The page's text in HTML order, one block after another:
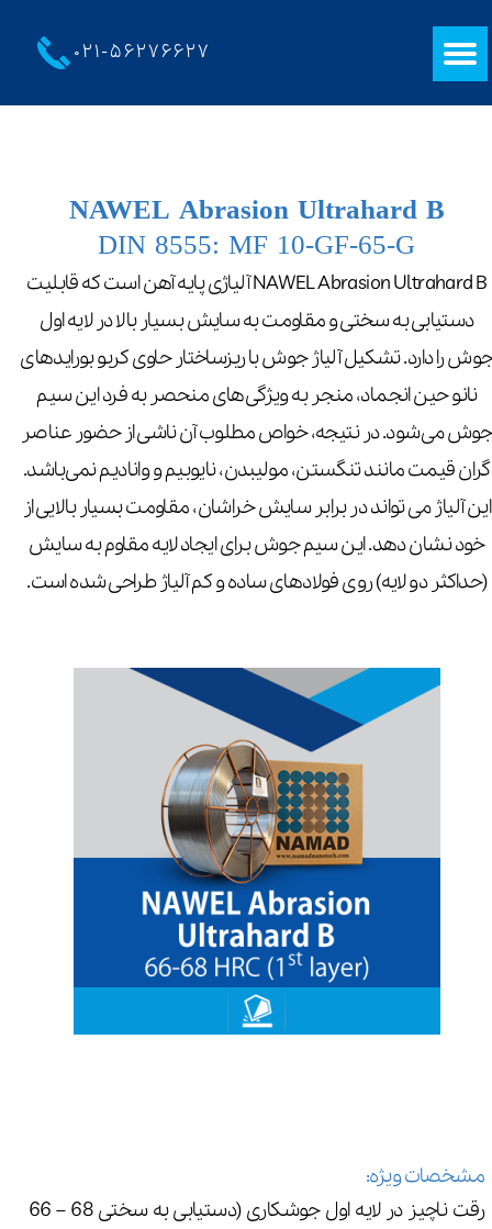
021-56276627
NAWEL Abrasion Ultrahard B
DIN 8555: MF 10-GF-65-G
NAWEL Abrasion Ultrahard B آلیاژی پایه آهن است که قابلیت
دستیابی به سختی و مقاومت به سایش بسیار بالا در لایه اول
را دارد. تشکیل آلیاژ جوش با ریزساختار حاوی کربو بورایدهای
نانو حین انجماد، منجر به ویژگی‌های منحصر به فرد این سیم
جوش می‌شود. در نتیجه، خواص مطلوب آن ناشی از حضور عناصر
گران قیمت مانند تنگستن، مولیبدن، نایوبیم و وانادیم نمی‌باشد.
این آلیاژ می تواند در برابر سایش خراشان، مقاومت بسیار بالایی از
خود نشان دهد. این سیم جوش برای ایجاد لایه مقاوم به سایش
(حداکثر دو لایه) روی فولادهای ساده و کم آلیاژ طراحی شده است.
مشخصات ویژه:
رقت ناچیز در لایه اول جوشکاری (دستیابی به سختی 68 – 66